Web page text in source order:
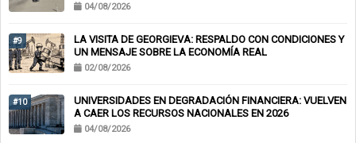
04/08/2026
#9
LA VISITA DE GEORGIEVA: RESPALDO CON CONDICIONES Y
UN MENSAJE SOBRE LA ECONOMÍA REAL
02/08/2026
#10
UNIVERSIDADES EN DEGRADACIÓN FINANCIERA: VUELVEN
A CAER LOS RECURSOS NACIONALES EN 2026
04/08/2026